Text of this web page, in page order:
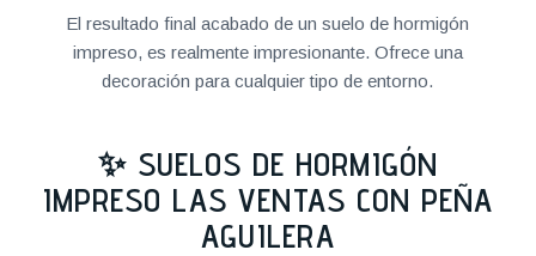
El resultado final acabado de un suelo de hormigón
impreso, es realmente impresionante. Ofrece una
decoración para cualquier tipo de entorno.
✨ SUELOS DE HORMIGÓN
IMPRESO LAS VENTAS CON PEÑA
AGUILERA